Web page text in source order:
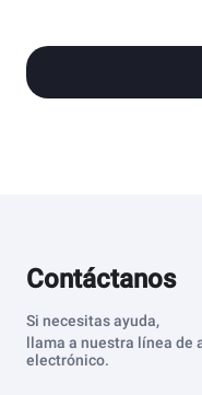
Contáctanos
Si necesitas ayuda,
llama a nuestra línea de
electrónico.